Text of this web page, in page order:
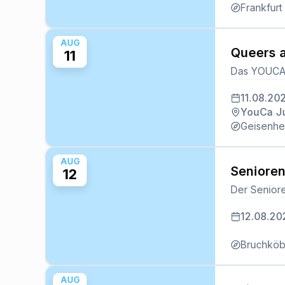
Frankfurt
AUG
11 Queers
YouCa
AUG
12
AUG